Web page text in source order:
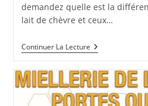
demandez quelle est la
lait de chèvre et ceux…
Continuer La LectureQuel
Lait
Quel
Savon
?